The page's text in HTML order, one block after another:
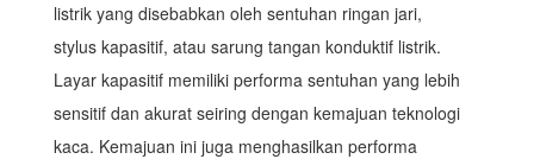
listrik yang disebabkan oleh sentuhan ringan jari,
stylus kapasitif, atau sarung tangan konduktif listrik.
Layar kapasitif memiliki performa sentuhan yang lebih
sensitif dan akurat seiring dengan kemajuan teknologi
kaca. Kemajuan ini juga menghasilkan performa